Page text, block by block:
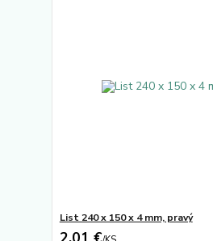
List 240 x 150 x 4 mm, pravý